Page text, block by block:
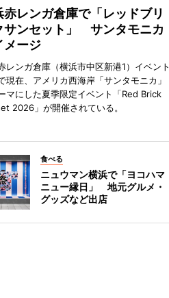
赤レンガ倉庫で「レッドブリ
サンセット」 サンタモニカ
メージ
レンガ倉庫（横浜市中区新港1）イベント
現在、アメリカ西海岸「サンタモニカ」
マにした夏季限定イベント「Red Brick
2026」が開催されている。
食べる
ニュウマン横浜で「ヨコハマ
ニュー縁日」 地元グルメ・
グッズなど出店